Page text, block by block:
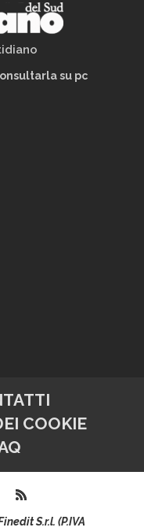
su pc
COOKIE
S.r.l. (P.IVA